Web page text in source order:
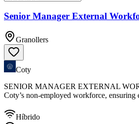
Senior Manager External
Granollers
Coty
SENIOR MANAGER EXTERNAL
Coty’s non‑employed workforce,
Híbrido